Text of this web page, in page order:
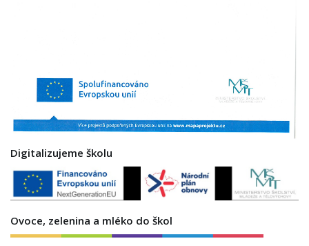
Digitalizujeme školu
Ovoce, zelenina a mléko do škol